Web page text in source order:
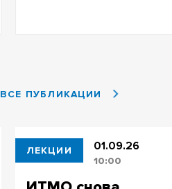
ВСЕ ПУБЛИКАЦИИ
ЛЕКЦИИ 01.09.26
10:00